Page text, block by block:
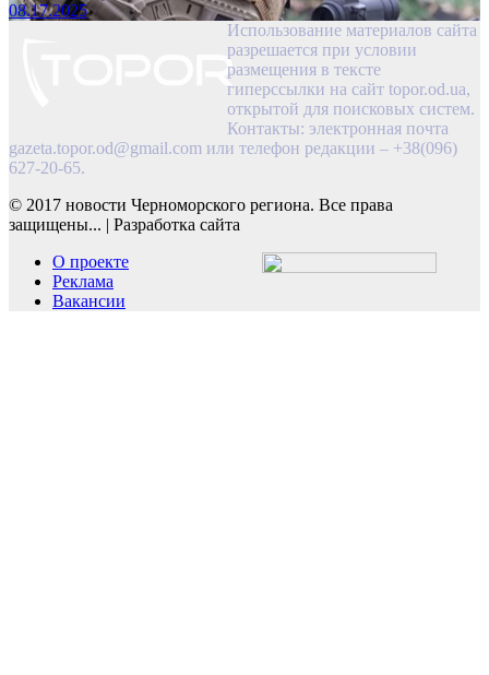
08.17.2025
Использование материалов сайта
разрешается при условии
размещения в тексте
гиперссылки на сайт topor.od.ua,
открытой для поисковых систем.
Контакты: электронная почта
gazeta.topor.od@gmail.com или телефон редакции – +38(096)
627-20-65.
© 2017 новости Черноморского региона. Все права
защищены... | Разработка сайта
О проекте
Реклама
Вакансии